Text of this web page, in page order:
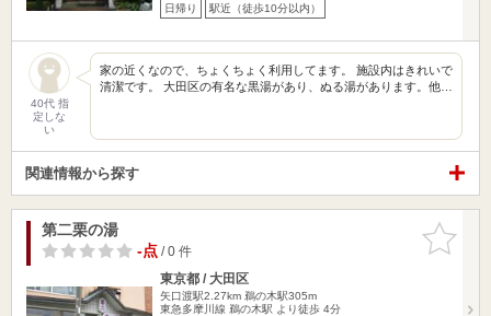
日帰り 駅近（徒歩10分以内）
40代 指
定しな
い
家の近くなので、ちょくちょく利用してます。 施設内はきれいで
清潔です。 大田区の有名な黒湯があり、ぬる湯があります。他…
関連情報から探す
お気に入
りに追加
第二栗の湯
-点/ 0 件
東京都 / 大田区
矢口渡駅2.27km 鵜の木駅305m
東急多摩川線 鵜の木駅 より徒歩 4分